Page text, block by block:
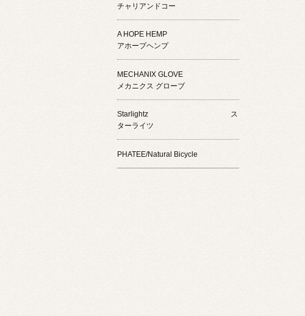
チャリアンドコー
A HOPE HEMP
アホープヘンプ
MECHANIX GLOVE
メカニクス グローブ
Starlightz ス
ターライツ
PHATEE/Natural Bicycle